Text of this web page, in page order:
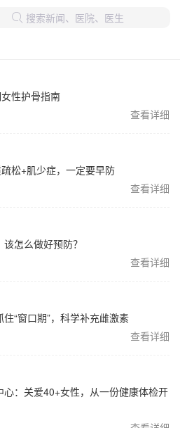
 搜索新闻、医院、医生
性护骨指南
查看详细
松+肌少症，一定要早防
查看详细
怎么做好预防？
查看详细
“窗口期”，科学补充雌激素
查看详细
：关爱40+女性，从一份健康体检开